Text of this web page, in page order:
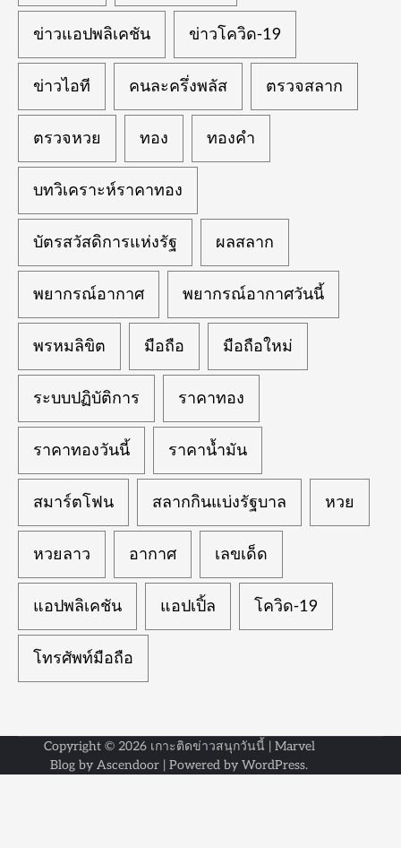
ข่าวแอปพลิเคชัน ข่าวโควิด-19
ข่าวไอที คนละครึ่งพลัส ตรวจสลาก
ตรวจหวย ทอง ทองคำ
บทวิเคราะห์ราคาทอง
บัตรสวัสดิการแห่งรัฐ ผลสลาก
พยากรณ์อากาศ พยากรณ์อากาศวันนี้
พรหมลิขิต มือถือ มือถือใหม่
ระบบปฏิบัติการ ราคาทอง
ราคาทองวันนี้ ราคาน้ำมัน
สมาร์ตโฟน สลากกินแบ่งรัฐบาล หวย
หวยลาว อากาศ เลขเด็ด
แอปพลิเคชัน แอปเปิ้ล โควิด-19
โทรศัพท์มือถือ
Copyright © 2026 เกาะติดข่าวสนุกวันนี้ | Marvel
Blog by Ascendoor | Powered by WordPress.